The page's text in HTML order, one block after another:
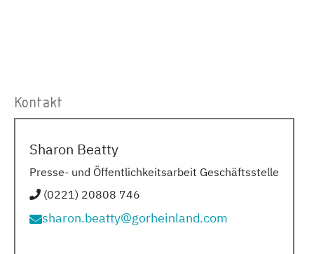
Kontakt
Sharon Beatty
Presse- und Öffentlichkeitsarbeit Geschäftsstelle
(0221) 20808 746
sharon.beatty@gorheinland.com